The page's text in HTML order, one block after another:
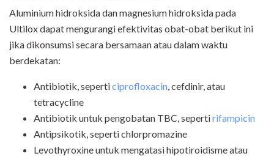
Aluminium hidroksida dan magnesium hidroksida pada
Ultilox dapat mengurangi efektivitas obat-obat berikut ini
jika dikonsumsi secara bersamaan atau dalam waktu
berdekatan:
Antibiotik, seperticiprofloxacin, cefdinir, atau
tetracycline
Antibiotik untuk pengobatan TBC, sepertirifampicin
Antipsikotik, seperti chlorpromazine
Levothyroxine untuk mengatasi hipotiroidisme atau